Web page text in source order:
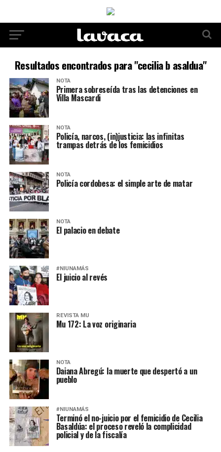
Resultados encontrados para "cecilia b asaldua"
NOTA
Primera sobreseída tras las detenciones en
Villa Mascardi
NOTA
Policía, narcos, (in)justicia: las infinitas
trampas detrás de los femicidios
NOTA
Policía cordobesa: el simple arte de matar
NOTA
El palacio en debate
#NIUNAMÁS
El juicio al revés
REVISTA MU
Mu 172: La voz originaria
NOTA
Daiana Abregú: la muerte que despertó a un
pueblo
#NIUNAMÁS
Terminó el no-juicio por el femicidio de Cecilia
Basaldúa: el proceso reveló la complicidad
policial y de la fiscalía